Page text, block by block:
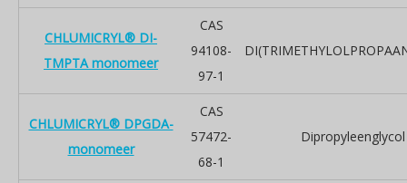
CHLUMICRYL® DI-
TMPTA monomeer
CAS
94108-
97-1
CHLUMICRYL® DPGDA-
monomeer
CAS
57472-
68-1